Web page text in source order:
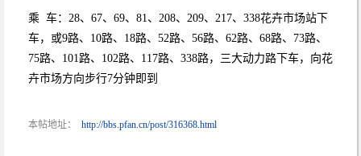
乘 车：28、67、69、81、208、209、217、338花卉市场站下
车，或9路、10路、18路、52路、56路、62路、68路、73路、
75路、101路、102路、117路、338路，三大动力路下车，向花
卉市场方向步行7分钟即到
本帖地址： http://bbs.pfan.cn/post/316368.html